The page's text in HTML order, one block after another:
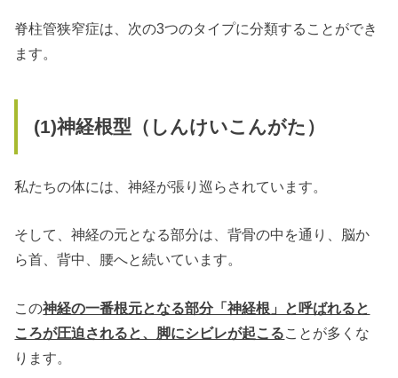
脊柱管狭窄症は、次の3つのタイプに分類することができ
ます。
(1)神経根型（しんけいこんがた）
私たちの体には、神経が張り巡らされています。
そして、神経の元となる部分は、背骨の中を通り、脳か
ら首、背中、腰へと続いています。
この神経の一番根元となる部分「神経根」と呼ばれると
ころが圧迫されると、脚にシビレが起こる ことが多くな
ります。